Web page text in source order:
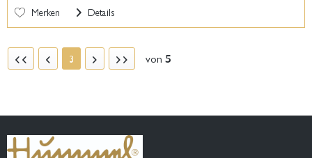
Merken Details
3 von 5